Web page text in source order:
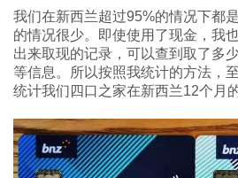
我们在新西兰超过95%的情况下都
的情况很少。即使使用了现金，我
出来取现的记录，可以查到取了多
等信息。所以按照我统计的方法，
统计我们四口之家在新西兰12个月